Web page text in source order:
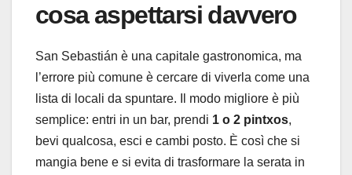
cosa aspettarsi davvero
San Sebastián è una capitale gastronomica, ma
l’errore più comune è cercare di viverla come una
lista di locali da spuntare. Il modo migliore è più
semplice: entri in un bar, prendi 1 o 2 pintxos,
bevi qualcosa, esci e cambi posto. È così che si
mangia bene e si evita di trasformare la serata in